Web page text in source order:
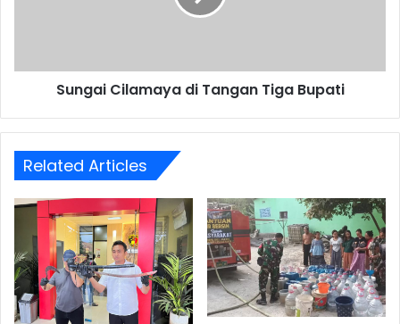
Sungai Cilamaya di Tangan Tiga Bupati
Related Articles